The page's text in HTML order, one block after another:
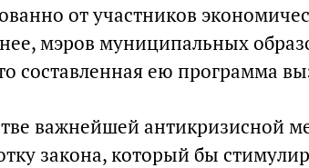
от участников
мэров муниципальных
составленная ею программа
важнейшей антикризисной
закона, который бы